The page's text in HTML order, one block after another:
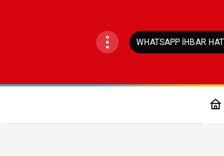
WHATSAPP İHBAR